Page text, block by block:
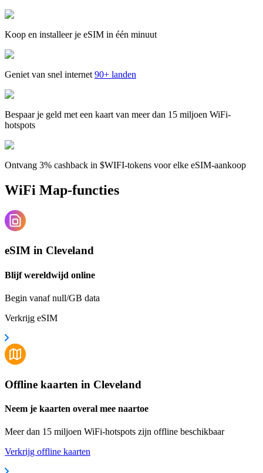
Koop en installeer je eSIM in één minuut
Geniet van snel internet 90+ landen
Bespaar je geld met een kaart van meer dan 15 miljoen WiFi-
hotspots
Ontvang 3% cashback in $WIFI-tokens voor elke eSIM-aankoop
WiFi Map-functies
eSIM in Cleveland
Blijf wereldwijd online
Begin vanaf null/GB data
Verkrijg eSIM
Offline kaarten in Cleveland
Neem je kaarten overal mee naartoe
Meer dan 15 miljoen WiFi-hotspots zijn offline beschikbaar
Verkrijg offline kaarten